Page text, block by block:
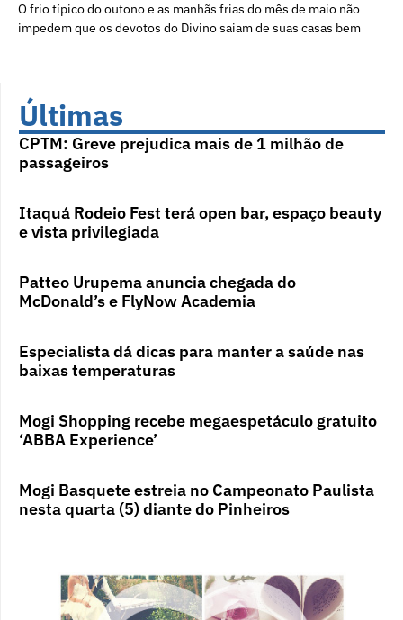
O frio típico do outono e as manhãs frias do mês de maio não
impedem que os devotos do Divino saiam de suas casas bem
Últimas
CPTM: Greve prejudica mais de 1 milhão de
passageiros
Itaquá Rodeio Fest terá open bar, espaço beauty
e vista privilegiada
Patteo Urupema anuncia chegada do
McDonald’s e FlyNow Academia
Especialista dá dicas para manter a saúde nas
baixas temperaturas
Mogi Shopping recebe megaespetáculo gratuito
‘ABBA Experience’
Mogi Basquete estreia no Campeonato Paulista
nesta quarta (5) diante do Pinheiros